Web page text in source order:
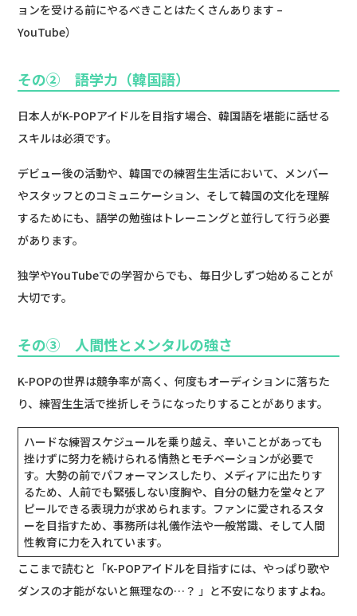
ョンを受ける前にやるべきことはたくさんあります –
YouTube）
その② 語学力（韓国語）
日本人がK-POPアイドルを目指す場合、韓国語を堪能に話せる
スキルは必須です。
デビュー後の活動や、韓国での練習生生活において、メンバー
やスタッフとのコミュニケーション、そして韓国の文化を理解
するためにも、語学の勉強はトレーニングと並行して行う必要
があります。
独学やYouTubeでの学習からでも、毎日少しずつ始めることが
大切です。
その③ 人間性とメンタルの強さ
K-POPの世界は競争率が高く、何度もオーディションに落ちた
り、練習生生活で挫折しそうになったりすることがあります。
ハードな練習スケジュールを乗り越え、辛いことがあっても
挫けずに努力を続けられる情熱とモチベーションが必要で
す。大勢の前でパフォーマンスしたり、メディアに出たりす
るため、人前でも緊張しない度胸や、自分の魅力を堂々とア
ピールできる表現力が求められます。ファンに愛されるスタ
ーを目指すため、事務所は礼儀作法や一般常識、そして人間
性教育に力を入れています。
ここまで読むと「K-POPアイドルを目指すには、やっぱり歌や
ダンスの才能がないと無理なの…？ 」と不安になりますよね。